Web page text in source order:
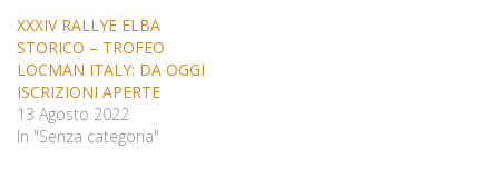
XXXIV RALLYE ELBA
STORICO – TROFEO
LOCMAN ITALY: DA OGGI
ISCRIZIONI APERTE
13 Agosto 2022
In "Senza categoria"